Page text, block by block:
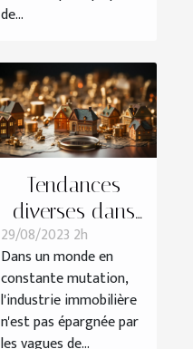
de...
Tendances
diverses dans
l'industrie
immobilière
29/08/2023 2h
Dans un monde en
constante mutation,
l'industrie immobilière
n'est pas épargnée par
les vagues de...